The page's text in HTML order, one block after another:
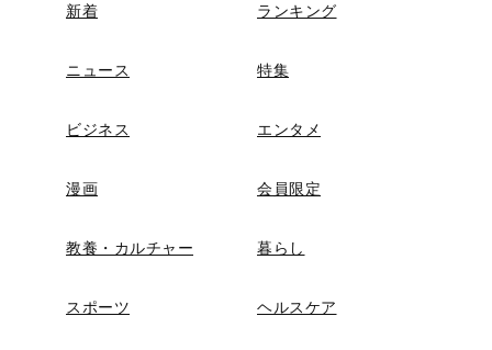
新着 ランキング
ニュース 特集
ビジネス エンタメ
漫画 会員限定
教養・カルチャー 暮らし
スポーツ ヘルスケア